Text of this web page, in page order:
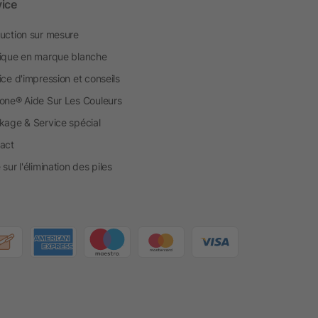
sur mesure
en marque blanche
d'impression et conseils
Aide Sur Les Couleurs
& Service spécial
l'élimination des piles